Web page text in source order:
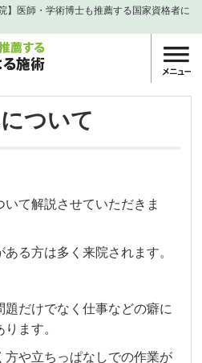
】医師・学術博士も推薦する国家資格者に
ついて
て解説させていただきま
る方は多く来院されます。
題だけでなく仕事などの癖に
ます。
方や立ちっぱなしでの作業が